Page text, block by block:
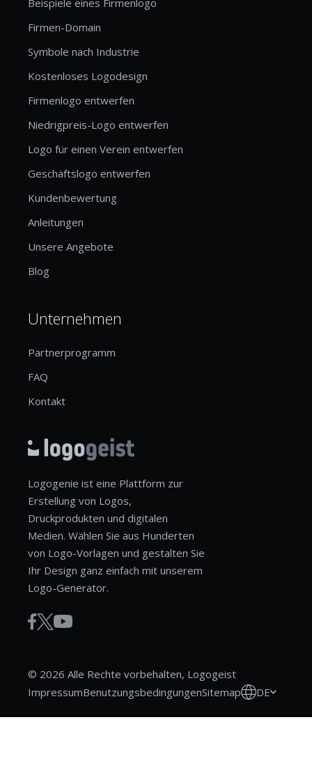
Beispiele eines Firmenlogo
Firmen-Domain
Symbole nach Industrie
Kostenloses Logodesign
Firmenlogo entwerfen
Niedrigpreis-Logo entwerfen
Logo für einen Verein entwerfen
Geschäftslogo entwerfen
Kundenbewertung
Anleitungen
Unsere Angebote
Blog
Unternehmen
Partnerprogramm
FAQ
Kontakt
Logogenie ist eine Plattform zur
Erstellung von Logos,
Druckprodukten und digitalen
Medien. Wählen Sie aus Hunderten
von Logo-Vorlagen und gestalten Sie
Ihr Design ganz einfach mit unserem
Logo-Generator.
© 2026 Alle Rechte vorbehalten, Logogeist
ImpressumBenutzungsbedingungenSitemap DE